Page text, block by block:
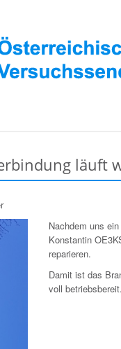
läuft
Nachdem uns
Konstantin
reparieren.
Damit ist das
voll betriebsbereit.